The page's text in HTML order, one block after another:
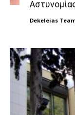
Dekeleias